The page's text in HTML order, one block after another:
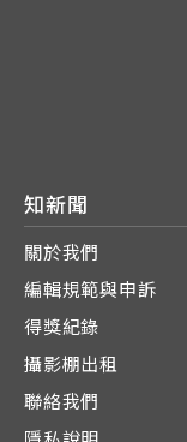
知新聞
關於我們
編輯規範與申訴
得獎紀錄
攝影棚出租
聯絡我們